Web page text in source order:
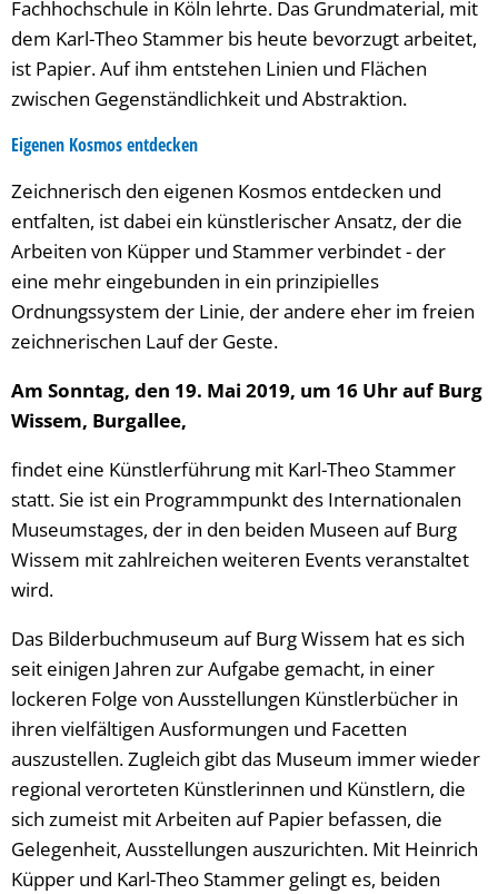
Fachhochschule in Köln lehrte. Das Grundmaterial, mit
dem Karl-Theo Stammer bis heute bevorzugt arbeitet,
ist Papier. Auf ihm entstehen Linien und Flächen
zwischen Gegenständlichkeit und Abstraktion.
Eigenen Kosmos entdecken
Zeichnerisch den eigenen Kosmos entdecken und
entfalten, ist dabei ein künstlerischer Ansatz, der die
Arbeiten von Küpper und Stammer verbindet - der
eine mehr eingebunden in ein prinzipielles
Ordnungssystem der Linie, der andere eher im freien
zeichnerischen Lauf der Geste.
Am Sonntag, den 19. Mai 2019, um 16 Uhr auf Burg
Wissem, Burgallee,
findet eine Künstlerführung mit Karl-Theo Stammer
statt. Sie ist ein Programmpunkt des Internationalen
Museumstages, der in den beiden Museen auf Burg
Wissem mit zahlreichen weiteren Events veranstaltet
wird.
Das Bilderbuchmuseum auf Burg Wissem hat es sich
seit einigen Jahren zur Aufgabe gemacht, in einer
lockeren Folge von Ausstellungen Künstlerbücher in
ihren vielfältigen Ausformungen und Facetten
auszustellen. Zugleich gibt das Museum immer wieder
regional verorteten Künstlerinnen und Künstlern, die
sich zumeist mit Arbeiten auf Papier befassen, die
Gelegenheit, Ausstellungen auszurichten. Mit Heinrich
Küpper und Karl-Theo Stammer gelingt es, beiden